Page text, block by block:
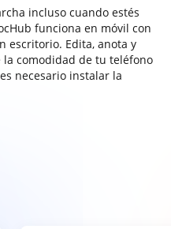
incluso cuando estés
funciona en móvil con
escritorio. Edita, anota y
comodidad de tu teléfono
necesario instalar la